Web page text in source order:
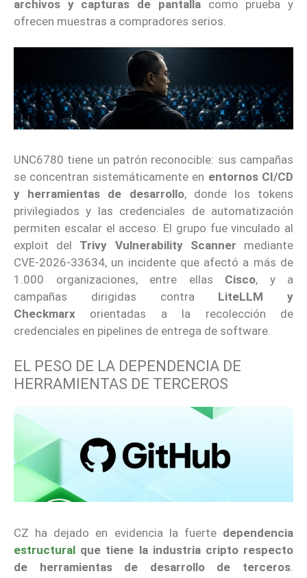
archivos y capturas de pantallacomo prueba y
ofrecen muestras a compradores serios.
UNC6780 tiene un patrón reconocible: sus campañas
se concentran sistemáticamente en entornos CI/CD
y herramientas de desarrollo, donde los tokens
privilegiados y las credenciales de automatización
permiten escalar el acceso. El grupo fue vinculado al
exploit del Trivy Vulnerability Scanner mediante
CVE-2026-33634, un incidente que afectó a más de
1.000 organizaciones, entre ellas Cisco, y a
campañas dirigidas contra LiteLLM y
Checkmarx orientadas a la recolección de
credenciales en pipelines de entrega de software.
EL PESO DE LA DEPENDENCIA DE
HERRAMIENTAS DE TERCEROS
CZ ha dejado en evidencia la fuerte dependencia
estructural que tiene la industria cripto respecto
de herramientas de desarrollo de terceros